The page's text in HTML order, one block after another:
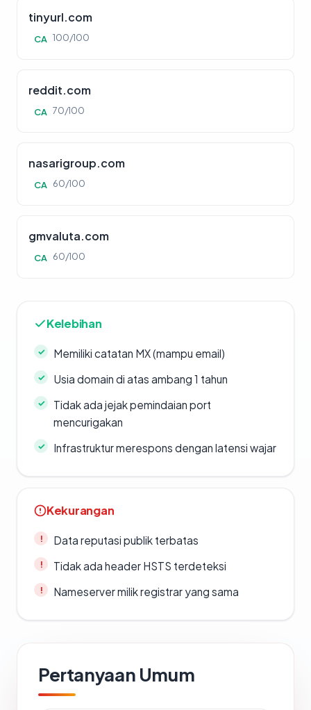
tinyurl.com
CA 100/100
reddit.com
CA 70/100
nasarigroup.com
CA 60/100
gmvaluta.com
CA 60/100
Kelebihan
Memiliki catatan MX (mampu email)
Usia domain di atas ambang 1 tahun
Tidak ada jejak pemindaian port
mencurigakan
Infrastruktur merespons dengan latensi wajar
Kekurangan
Data reputasi publik terbatas
Tidak ada header HSTS terdeteksi
Nameserver milik registrar yang sama
Pertanyaan Umum